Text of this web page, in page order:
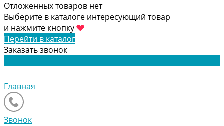
Отложенных товаров нет
Выберите в каталоге интересующий товар
и нажмите кнопку
Перейти в каталог
Заказать звонок
Главная
Звонок